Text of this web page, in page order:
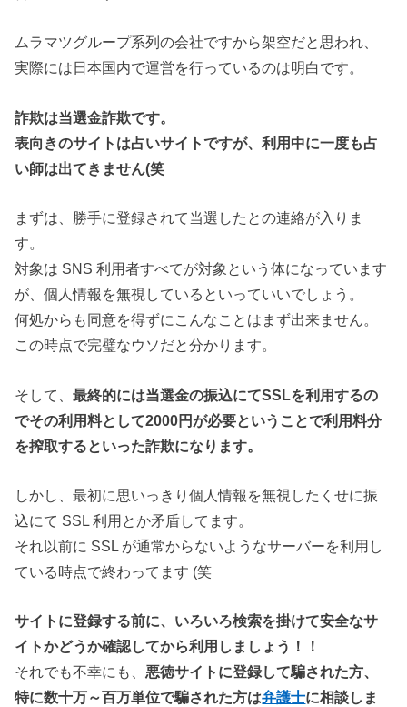
ムラマツグループ系列の会社ですから架空だと思われ、
実際には日本国内で運営を行っているのは明白です。
詐欺は当選金詐欺です。
表向きのサイトは占いサイトですが、利用中に一度も占
い師は出てきません(笑
まずは、勝手に登録されて当選したとの連絡が入りま
す。
対象は SNS 利用者すべてが対象という体になっています
が、個人情報を無視しているといっていいでしょう。
何処からも同意を得ずにこんなことはまず出来ません。
この時点で完璧なウソだと分かります。
そして、最終的には当選金の振込にてSSLを利用するの
でその利用料として2000円が必要ということで利用料分
を搾取するといった詐欺になります。
しかし、最初に思いっきり個人情報を無視したくせに振
込にて SSL 利用とか矛盾してます。
それ以前に SSL が通常からないようなサーバーを利用し
ている時点で終わってます (笑
サイトに登録する前に、いろいろ検索を掛けて安全なサ
イトかどうか確認してから利用しましょう！！
それでも不幸にも、 悪徳サイトに登録して騙された方、
特に数十万～百万単位で騙された方は弁護士に相談しま